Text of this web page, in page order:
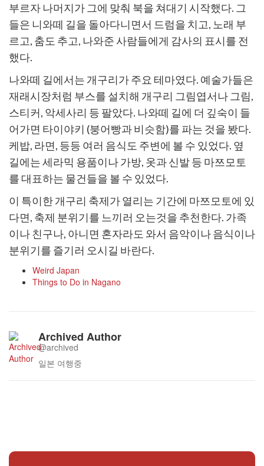
부르자 나머지가 그에 맞춰 북을 쳐대기 시작했다. 그
들은 니와떼 길을 돌아다니면서 드럼을 치고, 노래 부
르고, 춤도 추고, 나와준 사람들에게 감사의 표시를 전
했다.
나와떼 길에서는 개구리가 주요 테마였다. 예술가들은
재래시장처럼 부스를 설치해 개구리 그림엽서나 그림,
스티커, 악세사리 등 팔았다. 나와떼 길에 더 깊숙이 들
어가면 타이야키 (붕어빵과 비슷함)를 파는 것을 봤다.
케밥, 라면, 등등 여러 음식도 주변에 볼 수 있었다. 옆
길에는 세라믹 용품이나 가방, 옷과 신발 등 마쯔모토
를 대표하는 물건들을 볼 수 있었다.
이 특이한 개구리 축제가 열리는 기간에 마쯔모토에 있
다면, 축제 분위기를 느끼러 오는것을 추천한다. 가족
이나 친구나, 아니면 혼자라도 와서 음악이나 음식이나
분위기를 즐기러 오시길 바란다.
Weird Japan
Things to Do in Nagano
Archived Author
@archived
일본 여행중